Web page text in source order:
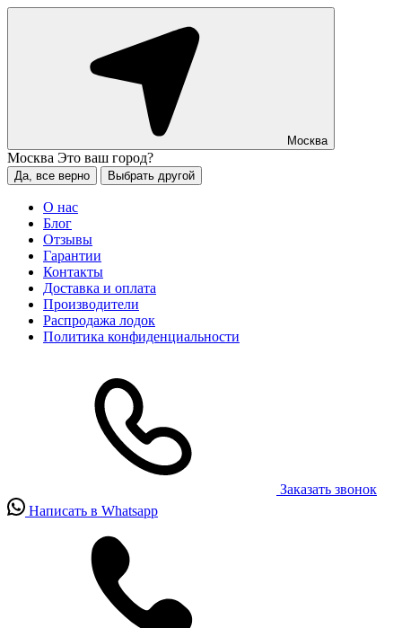
Москва
Москва Это ваш город?
Да, все верно Выбрать другой
О нас
Блог
Отзывы
Гарантии
Контакты
Доставка и оплата
Производители
Распродажа лодок
Политика конфиденциальности
Заказать звонок
Написать в Whatsapp